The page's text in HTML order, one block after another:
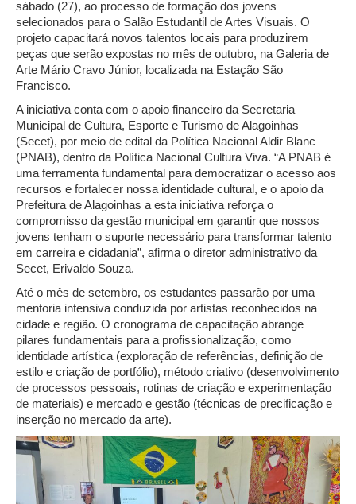
sábado (27), ao processo de formação dos jovens
selecionados para o Salão Estudantil de Artes Visuais. O
projeto capacitará novos talentos locais para produzirem
peças que serão expostas no mês de outubro, na Galeria de
Arte Mário Cravo Júnior, localizada na Estação São
Francisco.
A iniciativa conta com o apoio financeiro da Secretaria
Municipal de Cultura, Esporte e Turismo de Alagoinhas
(Secet), por meio de edital da Política Nacional Aldir Blanc
(PNAB), dentro da Política Nacional Cultura Viva. “A PNAB é
uma ferramenta fundamental para democratizar o acesso aos
recursos e fortalecer nossa identidade cultural, e o apoio da
Prefeitura de Alagoinhas a esta iniciativa reforça o
compromisso da gestão municipal em garantir que nossos
jovens tenham o suporte necessário para transformar talento
em carreira e cidadania”, afirma o diretor administrativo da
Secet, Erivaldo Souza.
Até o mês de setembro, os estudantes passarão por uma
mentoria intensiva conduzida por artistas reconhecidos na
cidade e região. O cronograma de capacitação abrange
pilares fundamentais para a profissionalização, como
identidade artística (exploração de referências, definição de
estilo e criação de portfólio), método criativo (desenvolvimento
de processos pessoais, rotinas de criação e experimentação
de materiais) e mercado e gestão (técnicas de precificação e
inserção no mercado da arte).